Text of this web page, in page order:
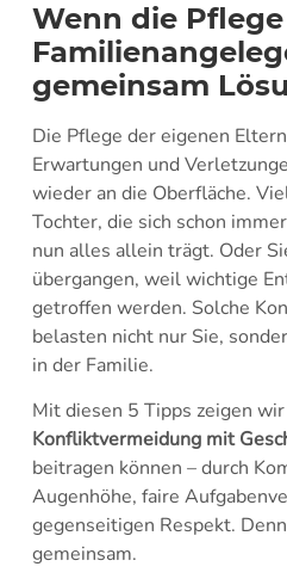
Wenn die
gemeinsam
Die Pflege der eigenen
Erwartungen und
wieder an die Oberfläche.
Tochter, die sich schon
nun alles allein trägt. Oder
übergangen, weil wichtige
getroffen werden. Solche
belasten nicht nur Sie,
in der Familie.
Mit diesen 5 Tipps zeigen
Konfliktvermeidung mit
beitragen können – durch
Augenhöhe, faire
gegenseitigen Respekt.
gemeinsam.